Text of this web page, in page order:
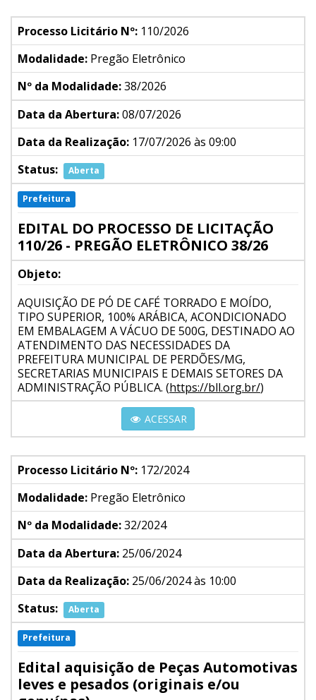
Processo Licitário Nº: 110/2026
Modalidade: Pregão Eletrônico
Nº da Modalidade:38/2026
Data da Abertura:08/07/2026
Data da Realização: 17/07/2026 às 09:00
Status:
Aberta
Prefeitura
EDITAL DO PROCESSO DE LICITAÇÃO
110/26 - PREGÃO ELETRÔNICO 38/26
Objeto:
AQUISIÇÃO DE PÓ DE CAFÉ TORRADO E MOÍDO,
TIPO SUPERIOR, 100% ARÁBICA, ACONDICIONADO
EM EMBALAGEM A VÁCUO DE 500G, DESTINADO AO
ATENDIMENTO DAS NECESSIDADES DA
PREFEITURA MUNICIPAL DE PERDÕES/MG,
SECRETARIAS MUNICIPAIS E DEMAIS SETORES DA
ADMINISTRAÇÃO PÚBLICA. (https://bll.org.br/)
ACESSAR
Processo Licitário Nº: 172/2024
Modalidade: Pregão Eletrônico
Nº da Modalidade:32/2024
Data da Abertura: 25/06/2024
Data da Realização: 25/06/2024 às 10:00
Status:
Aberta
Prefeitura
Edital aquisição de Peças Automotivas
leves e pesados (originais e/ou